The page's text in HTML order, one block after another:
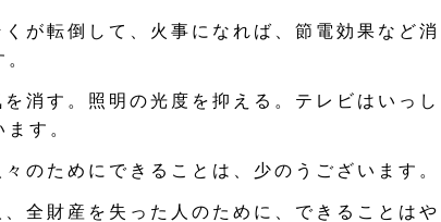
が転倒して、火事になれば、節電効果など消
消す。照明の光度を抑える。テレビはいっし
す。
のためにできることは、少のうございます。
全財産を失った人のために、できることはや